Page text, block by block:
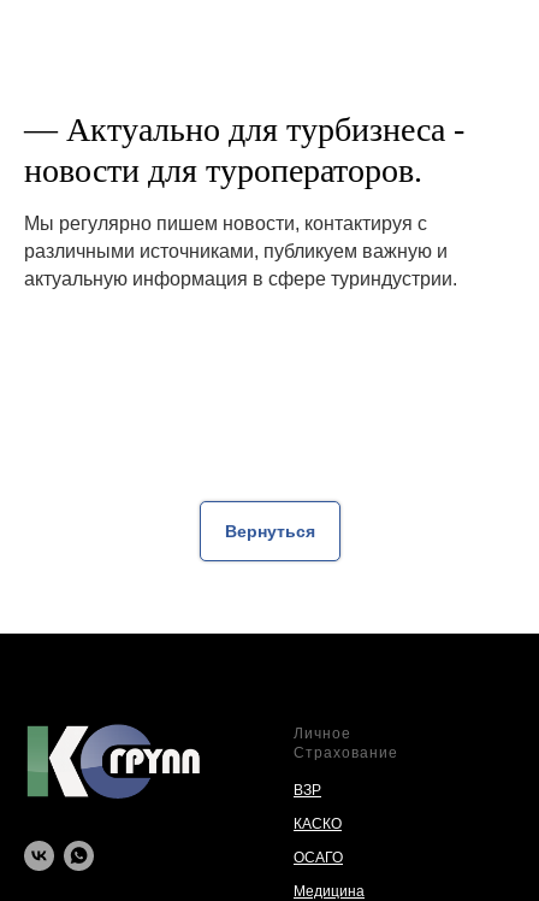
— Актуально для турбизнеса -
новости для туроператоров.
Мы регулярно пишем новости, контактируя с
различными источниками, публикуем важную и
актуальную информация в сфере туриндустрии.
Вернуться
Личное
Страхование
ВЗР
КАСКО
ОСАГО
Медицина